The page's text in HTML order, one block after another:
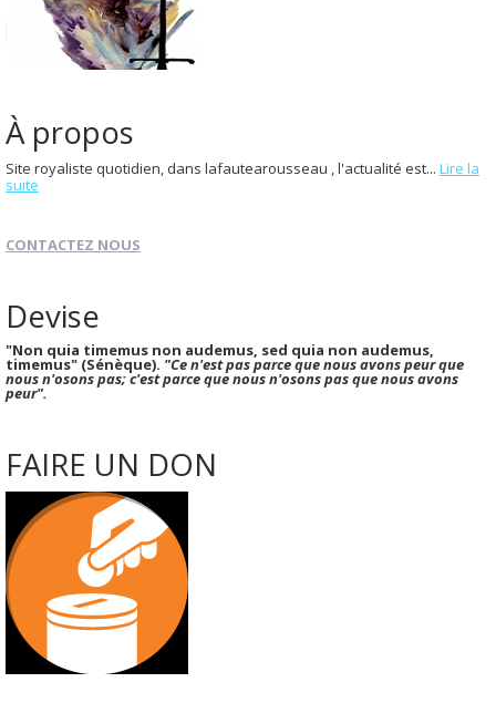
À propos
Site royaliste quotidien, dans lafautearousseau , l'actualité est... Lire la
suite
CONTACTEZ NOUS
Devise
"Non quia timemus non audemus, sed quia non audemus,
timemus" (Sénèque). "Ce n'est pas parce que nous avons peur que
nous n'osons pas; c'est parce que nous n'osons pas que nous avons
peur".
FAIRE UN DON